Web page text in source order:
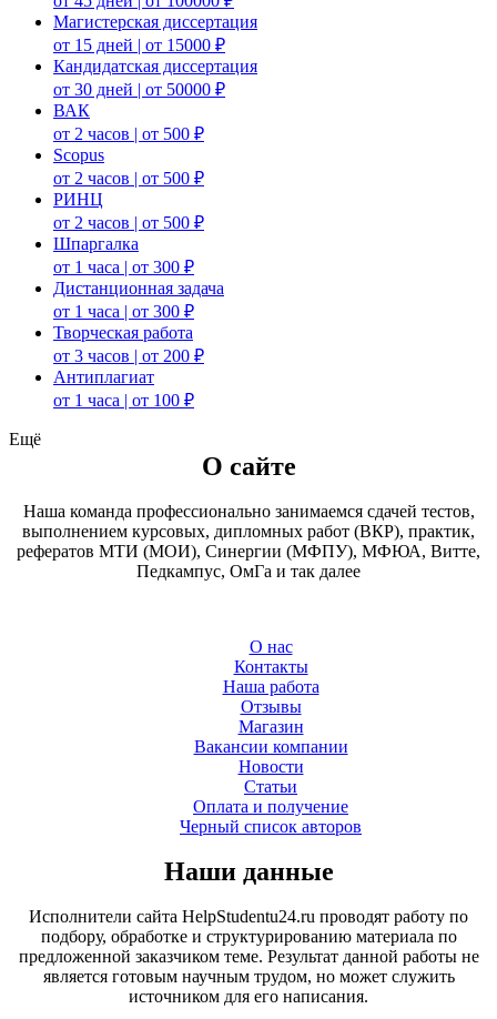
Магистерская диссертация
от 15 дней | от 15000 ₽
Кандидатская диссертация
от 30 дней | от 50000 ₽
ВАК
от 2 часов | от 500 ₽
Scopus
от 2 часов | от 500 ₽
РИНЦ
от 2 часов | от 500 ₽
Шпаргалка
от 1 часа | от 300 ₽
Дистанционная задача
от 1 часа | от 300 ₽
Творческая работа
от 3 часов | от 200 ₽
Антиплагиат
от 1 часа | от 100 ₽
Ещё
О сайте
Наша команда профессионально занимаемся сдачей тестов,
выполнением курсовых, дипломных работ (ВКР), практик,
рефератов МТИ (МОИ), Синергии (МФПУ), МФЮА, Витте,
Педкампус, ОмГа и так далее
О нас
Контакты
Наша работа
Отзывы
Магазин
Вакансии компании
Новости
Статьи
Оплата и получение
Черный список авторов
Наши данные
Исполнители сайта HelpStudentu24.ru проводят работу по
подбору, обработке и структурированию материала по
предложенной заказчиком теме. Результат данной работы не
является готовым научным трудом, но может служить
источником для его написания.